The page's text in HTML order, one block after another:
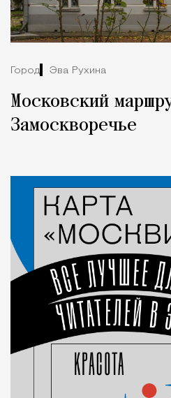
Город Эва Рухина
Московский
Замоскворечье